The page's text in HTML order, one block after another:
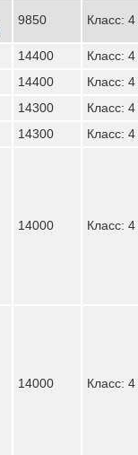
9850 Класс: 4
14400
Класс: 4
14400
Класс: 4
14300
Класс: 4
14300 Класс: 4
14000 Класс: 4
14000 Класс: 4